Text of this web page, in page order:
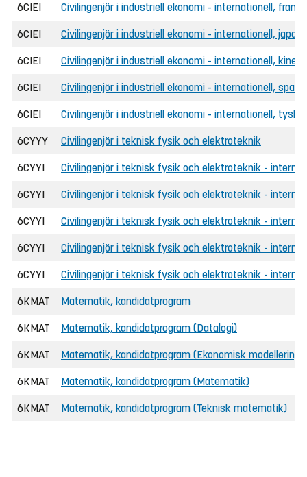
6CIEI Civilingenjör i industriell ekonomi - internationell,
6CIEI Civilingenjör i industriell ekonomi - internationell,
6CIEI Civilingenjör i industriell ekonomi - internationell,
6CIEI Civilingenjör i industriell ekonomi - internationell,
6CIEI Civilingenjör i industriell ekonomi - internationell, tyska
6CYYY Civilingenjör i teknisk fysik och elektroteknik
6CYYI Civilingenjör i teknisk fysik och elektroteknik -
6CYYI Civilingenjör i teknisk fysik och elektroteknik -
6CYYI Civilingenjör i teknisk fysik och elektroteknik -
6CYYI Civilingenjör i teknisk fysik och elektroteknik -
6CYYI Civilingenjör i teknisk fysik och elektroteknik -
6KMAT Matematik, kandidatprogram
6KMAT Matematik, kandidatprogram (Datalogi)
6KMAT Matematik, kandidatprogram (Ekonomisk modellering
6KMAT Matematik, kandidatprogram (Matematik)
6KMAT Matematik, kandidatprogram (Teknisk matematik)